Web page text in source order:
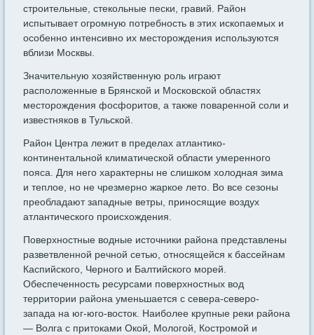
строительные, стекольные пески, гравий. Район
испытывает огромную потребность в этих ископаемых и
особенно интен­сивно их месторождения используются
вблизи Москвы.
Значительную хозяйственную роль играют
расположенные в Брянской и Московской областях
месторождения фосфори­тов, а также поваренной соли и
известняков в Тульской.
Район Центра лежит в пределах атлан­тико-
континентальной климатической области умеренного
пояса. Для него харак­терны не слишком хо­лодная зима
и теплое, но не чрезмерно жаркое лето. Во все сезоны
преобла­дают западные ветры, приносящие воздух
атлантического происхождения.
Поверхностные водные источники района пред­ставлены
разветвленной речной сетью, относящейся к бассейнам
Каспийского, Черного и Балтийского морей.
Обеспеченность ресурсами поверхностных вод
территории района уменьшается с севера-северо-
запада на юг-юго-восток. Наи­более крупные реки района
— Волга с притоками Окой, Мологой, Костромой и